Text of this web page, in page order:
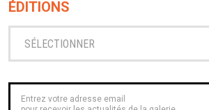
AUTOUR DE LA COLLECTION KOURO
ÉDITIONS
SÉLECTIONNER